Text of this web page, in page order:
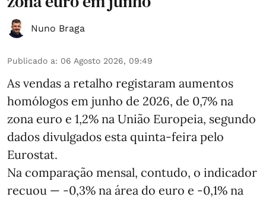
Nuno Braga
Publicado a: 06 Agosto 2026, 09:49
As vendas a retalho registaram aumentos
homólogos em junho de 2026, de 0,7% na
zona euro e 1,2% na União Europeia, segundo
dados divulgados esta quinta-feira pelo
Eurostat.
Na comparação mensal, contudo, o indicador
recuou — -0,3% na área do euro e -0,1% na